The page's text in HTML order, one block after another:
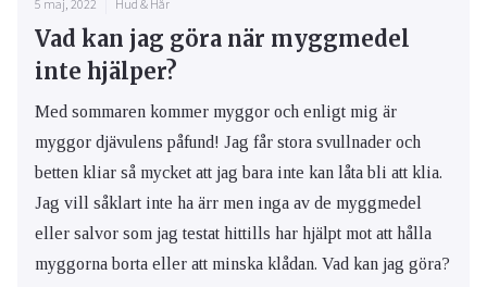
5 maj, 2022 Hud & Hår
Vad kan jag göra när myggmedel
inte hjälper?
Med sommaren kommer myggor och enligt mig är
myggor djävulens påfund! Jag får stora svullnader och
betten kliar så mycket att jag bara inte kan låta bli att klia.
Jag vill såklart inte ha ärr men inga av de myggmedel
eller salvor som jag testat hittills har hjälpt mot att hålla
myggorna borta eller att minska klådan. Vad kan jag göra?